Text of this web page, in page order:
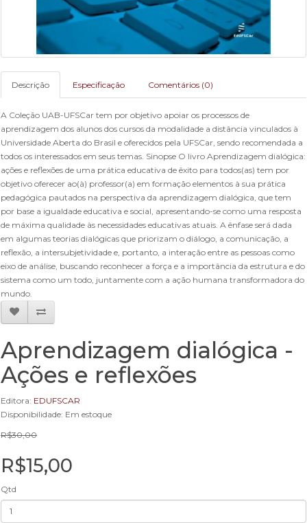
Descrição Especificação Comentários (0)
A Coleção UAB-UFSCar tem por objetivo apoiar os processos de
aprendizagem dos alunos dos cursos da modalidade a distância vinculados à
Universidade Aberta do Brasil e oferecidos pela UFSCar, sendo recomendada a
todos os interessados em seus temas. Sinopse O livro Aprendizagem dialógica:
ações e reflexões de uma prática educativa de êxito para todos(as) tem por
objetivo oferecer ao(à) professor(a) em formação elementos à sua prática
pedagógica pautados na perspectiva da aprendizagem dialógica, que tem
por base a igualdade educativa e social, apresentando-se como uma resposta
de máxima qualidade às necessidades educativas atuais. A ênfase será dada
em algumas teorias dialógicas que priorizam o diálogo, a comunicação, a
reflexão, a intersubjetividade e, portanto, a interação entre as pessoas como
eixo de análise, buscando reconhecer a força e a importância da estrutura e do
sistema como um todo, juntamente com a ação humana transformadora do
mundo.
Aprendizagem dialógica -
Ações e reflexões
Editora: EDUFSCAR
Disponibilidade: Em estoque
R$30,00
R$15,00
Qtd